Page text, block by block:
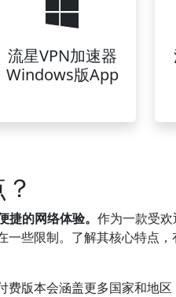
流星VPN加速器
Windows版App
的网络体验。 作为一款受
些限制。了解其核心特点
版本会涵盖更多国家和地